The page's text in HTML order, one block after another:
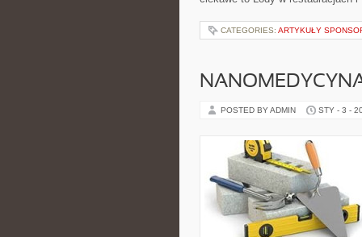
CATEGORIES: ARTYKUŁY
POSTED BY ADMIN STY - 3 -